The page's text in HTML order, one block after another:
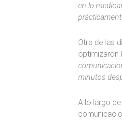
en lo
Otra de las
optimizaron
minutos
A lo largo